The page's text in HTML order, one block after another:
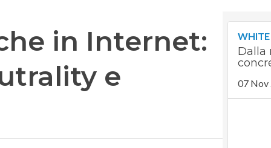
in Internet:
e
WHITE
Dalla
07 Nov